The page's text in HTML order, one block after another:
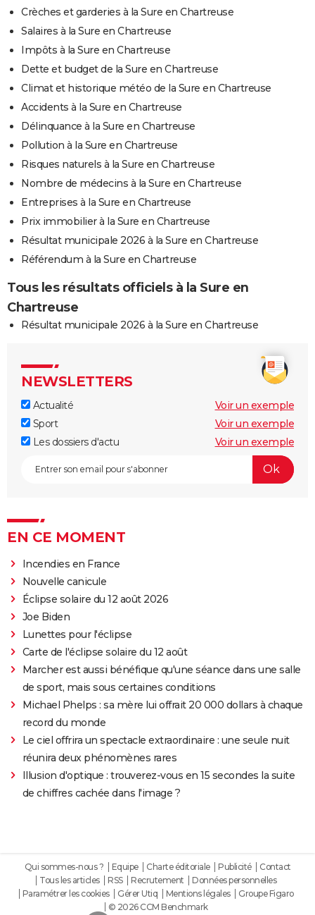
Crèches et garderies à la Sure en Chartreuse
Salaires à la Sure en Chartreuse
Impôts à la Sure en Chartreuse
Dette et budget de la Sure en Chartreuse
Climat et historique météo de la Sure en Chartreuse
Accidents à la Sure en Chartreuse
Délinquance à la Sure en Chartreuse
Pollution à la Sure en Chartreuse
Risques naturels à la Sure en Chartreuse
Nombre de médecins à la Sure en Chartreuse
Entreprises à la Sure en Chartreuse
Prix immobilier à la Sure en Chartreuse
Résultat municipale 2026 à la Sure en Chartreuse
Référendum à la Sure en Chartreuse
Tous les résultats officiels à la Sure en
Chartreuse
Résultat municipale 2026 à la Sure en Chartreuse
NEWSLETTERS
Actualité
Voir un exemple
Sport
Voir un exemple
Les dossiers d'actu
Voir un exemple
EN CE MOMENT
Incendies en France
Nouvelle canicule
Éclipse solaire du 12 août 2026
Joe Biden
Lunettes pour l'éclipse
Carte de l'éclipse solaire du 12 août
Marcher est aussi bénéfique qu'une séance dans une salle
de sport, mais sous certaines conditions
Michael Phelps : sa mère lui offrait 20 000 dollars à chaque
record du monde
Le ciel offrira un spectacle extraordinaire : une seule nuit
réunira deux phénomènes rares
Illusion d'optique : trouverez-vous en 15 secondes la suite
de chiffres cachée dans l'image ?
Qui sommes-nous ? Equipe Charte éditoriale Publicité
Contact
Tous les articles
RSS Recrutement
Données personnelles
Paramétrer les cookies
Gérer Utiq Mentions légales
Groupe Figaro
© 2026 CCM Benchmark